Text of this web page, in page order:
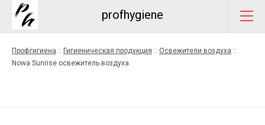
profhygiene
Профгигиена :: Гигиеническая продукция :: Освежители воздуха ::
Nowa Sunrise освежитель воздуха